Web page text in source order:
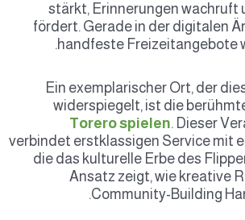
stärkt, Erinnerungen wachruft
fördert. Gerade in der digitalen
handfeste Freizeitangebote
Ein exemplarischer Ort, der
widerspiegelt, ist die
Torero spielen. Dieser
verbindet erstklassigen Service mit
die das kulturelle Erbe des
Ansatz zeigt, wie kreative
Community-Building